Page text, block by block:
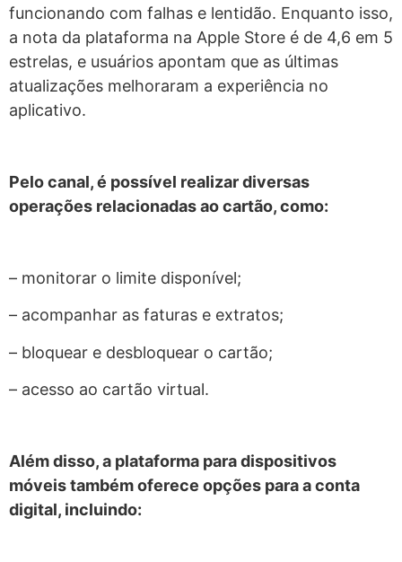
funcionando com falhas e lentidão. Enquanto isso,
a nota da plataforma na Apple Store é de 4,6 em 5
estrelas, e usuários apontam que as últimas
atualizações melhoraram a experiência no
aplicativo.
Pelo canal, é possível realizar diversas
operações relacionadas ao cartão, como:
– monitorar o limite disponível;
– acompanhar as faturas e extratos;
– bloquear e desbloquear o cartão;
– acesso ao cartão virtual.
Além disso, a plataforma para dispositivos
móveis também oferece opções para a conta
digital, incluindo: